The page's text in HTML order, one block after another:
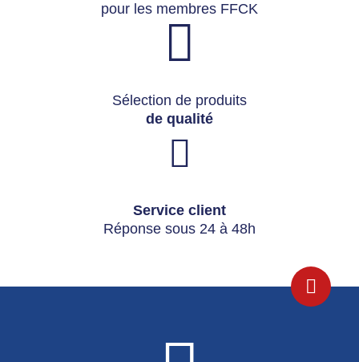
pour les membres FFCK
Sélection de produits
de qualité
Service client
Réponse sous 24 à 48h